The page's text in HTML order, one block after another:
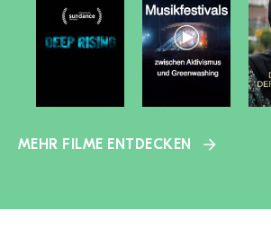
MEHR FILME ENTDECKEN